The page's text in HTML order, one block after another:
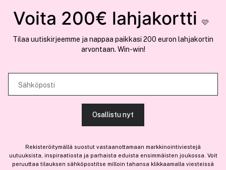
Tämä sivusto käyttää evästeitä
Käytämme evästeitä tarjoamamme sisällön ja mainosten
räätälöimiseen, sosiaalisen median ominaisuuksien tukemiseen ja
käytät sivustoamme. Kumppanimme voivat yhdistää näitä tietoja muihin
Meistä
Jos haluat henkilökohtaista neuvoa ammattitason hiustuotteista,
Voita 200€ lahjakortti 🩷
Tilaa uutiskirjeemme ja nappaa paikkasi 200 euron lahjakortin
arvontaan. Win-win!
Sähköposti
Osallistu nyt
Rekisteröitymällä suostut vastaanottamaan markkinointiviestejä
uutuuksista, inspiraatiosta ja parhaista eduista ensimmäisten joukossa. Voit
peruuttaa tilauksen sähköpostitse milloin tahansa klikkaamalla viesteissä